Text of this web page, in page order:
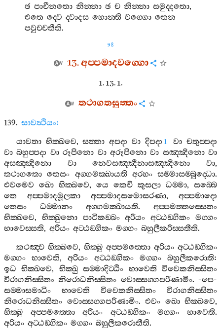
ඡ පාචීනතො නින‍්නා ඡ ච නින‍්නා සමුද‍්දතො,
එතෙ ද‍්වෙ ද‍්වාදස හොන‍්ති වග‍්ගො තෙන
පවුච‍්චතීති.
98
13.අප‍්පමාදවග‍්ගො
1. 13. 1.
තථාගතසුත‍්තං
139. සාවත්‍ථියං:
යාවතා භික‍්ඛවෙ,සත‍්තා අපදා වා දිපදා 1 වා චතුප‍්පදා
වා බහුප‍්පදා වා රූපිනො වා අරූපිනො වා සඤ‍්ඤිනො වා
අසඤ‍්ඤිනො
වා නෙවසඤ‍්ඤීනාසඤ‍්ඤිනො වා,
තථාගතො තෙසං අග‍්ගමක‍්ඛායති අරහං සම‍්මාසම‍්බුද‍්ධො.
එවමෙව ඛො භික‍්ඛවෙ, යෙ කෙචි කුසලා ධම‍්මා, සබ‍්බෙ
තෙ
අප‍්පමාදමූලකා අප‍්පමාදසමොසරණා, අප‍්පමාදො
තෙසං
ධම‍්මානං අග‍්ගමක‍්ඛායති. අප‍්පමත‍්තස‍්සෙතං
භික‍්ඛවෙ, භික‍්ඛුනො පාටිකඞ‍්ඛං අරියං අට‍්ඨඞ‍්ගිකං මග‍්ගං
භාවෙස‍්සති, අරියං අට‍්ඨඞ‍්ගිකං මග‍්ගං බහුලීකරිස‍්සතීති.
කථඤ‍්ච භික‍්ඛවෙ, භික‍්ඛු අප‍්පමත‍්තො අරියං අට‍්ඨඞ‍්ගිකං
මග‍්ගං
භාවෙති,අරියං අට‍්ඨඞ‍්ගිකං මග‍්ගං බහුලීකරොති:
ඉධ
භික‍්ඛවෙ, භික‍්ඛු සම‍්මාදිට‍්ඨිං භාවෙති විවෙකනිස‍්සිතං
විරාගනිස‍්සිතං නිරොධනිස‍්සිතං වොස‍්සග‍්ගපරිණාමිං. -පෙ-
සම‍්මාසමාධිං
භාවෙති විවෙකනිස‍්සිතං
විරාගනිස‍්සිතං
නිරොධනිස‍්සිතං වොස‍්සග‍්ගපරිණාමිං. එවං ඛො භික‍්ඛවෙ,
භික‍්ඛු
අප‍්පමත‍්තො අරියං අට‍්ඨඞ‍්ගිකං මග‍්ගං භාවෙති.
අරියං අට‍්ඨඞ‍්ගිකං මග‍්ගං බහුලීකරොතීති.